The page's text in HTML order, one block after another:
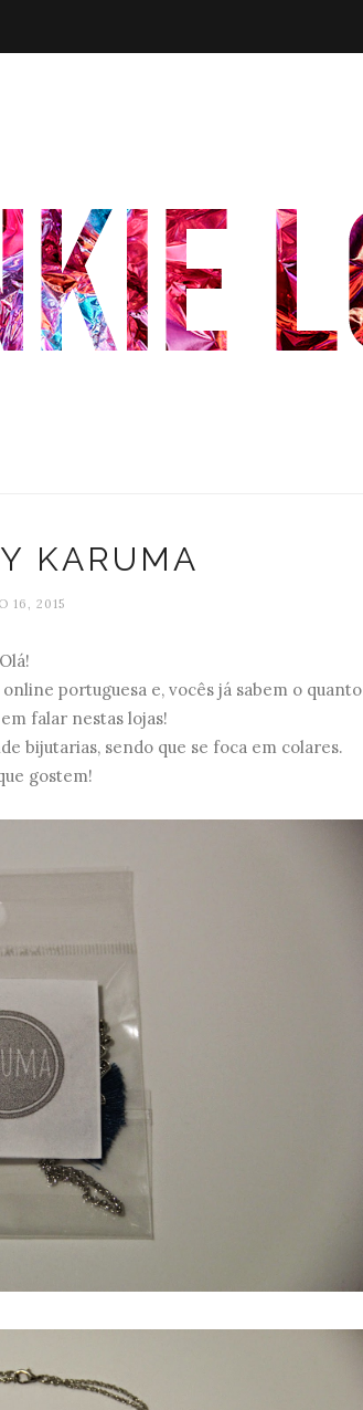
KARUMA
16, 2015
Olá!
portuguesa e, vocês já sabem o quanto
falar nestas lojas!
bijutarias, sendo que se foca em colares.
gostem!